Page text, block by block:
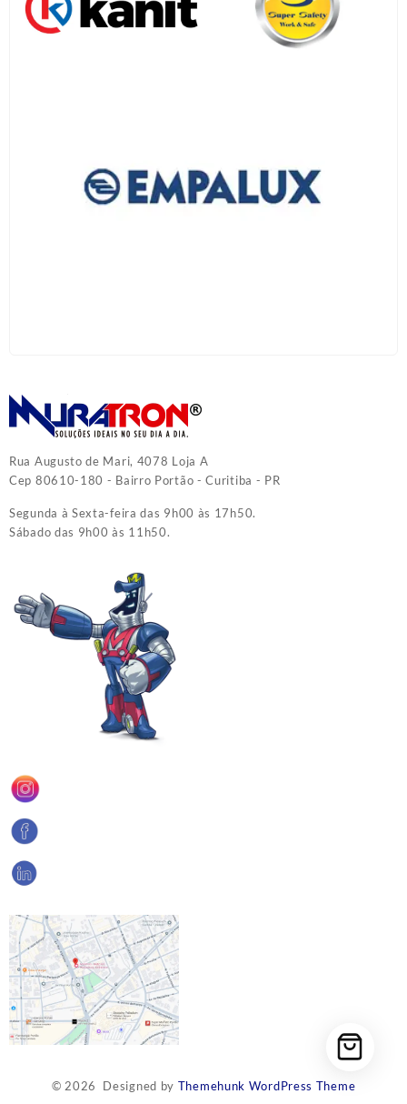
Rua Augusto de Mari, 4078 Loja A
Cep 80610-180 - Bairro Portão - Curitiba - PR
Segunda à Sexta-feira das 9h00 às 17h50.
Sábado das 9h00 às 11h50.
© 2026 Designed by Themehunk WordPress Theme